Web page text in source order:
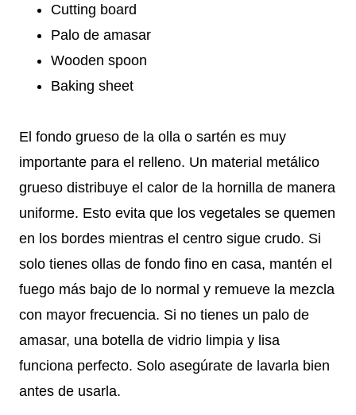
Cutting board
Palo de amasar
Wooden spoon
Baking sheet
El fondo grueso de la olla o sartén es muy
importante para el relleno. Un material metálico
grueso distribuye el calor de la hornilla de manera
uniforme. Esto evita que los vegetales se quemen
en los bordes mientras el centro sigue crudo. Si
solo tienes ollas de fondo fino en casa, mantén el
fuego más bajo de lo normal y remueve la mezcla
con mayor frecuencia. Si no tienes un palo de
amasar, una botella de vidrio limpia y lisa
funciona perfecto. Solo asegúrate de lavarla bien
antes de usarla.